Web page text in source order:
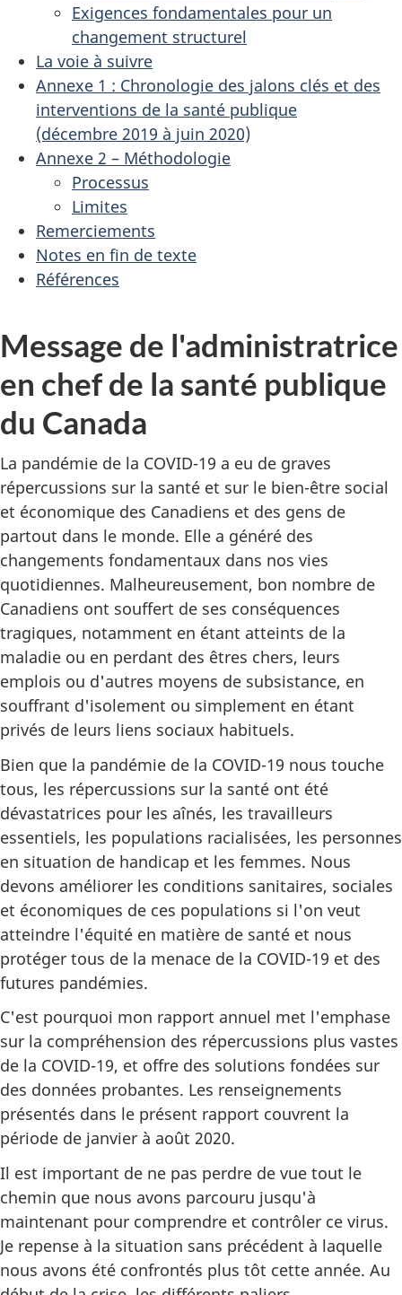
Exigences fondamentales pour un
changement structurel
La voie à suivre
Annexe 1 : Chronologie des jalons clés et des
interventions de la santé publique
(décembre 2019 à juin 2020)
Annexe 2 – Méthodologie
Processus
Limites
Remerciements
Notes en fin de texte
Références
Message de l'administratrice
en chef de la santé publique
du Canada
La pandémie de la COVID-19 a eu de graves
répercussions sur la santé et sur le bien-être social
et économique des Canadiens et des gens de
partout dans le monde. Elle a généré des
changements fondamentaux dans nos vies
quotidiennes. Malheureusement, bon nombre de
Canadiens ont souffert de ses conséquences
tragiques, notamment en étant atteints de la
maladie ou en perdant des êtres chers, leurs
emplois ou d'autres moyens de subsistance, en
souffrant d'isolement ou simplement en étant
privés de leurs liens sociaux habituels.
Bien que la pandémie de la COVID-19 nous touche
tous, les répercussions sur la santé ont été
dévastatrices pour les aînés, les travailleurs
essentiels, les populations racialisées, les personnes
en situation de handicap et les femmes. Nous
devons améliorer les conditions sanitaires, sociales
et économiques de ces populations si l'on veut
atteindre l'équité en matière de santé et nous
protéger tous de la menace de la COVID-19 et des
futures pandémies.
C'est pourquoi mon rapport annuel met l'emphase
sur la compréhension des répercussions plus vastes
de la COVID-19, et offre des solutions fondées sur
des données probantes. Les renseignements
présentés dans le présent rapport couvrent la
période de janvier à août 2020.
Il est important de ne pas perdre de vue tout le
chemin que nous avons parcouru jusqu'à
maintenant pour comprendre et contrôler ce virus.
Je repense à la situation sans précédent à laquelle
nous avons été confrontés plus tôt cette année. Au